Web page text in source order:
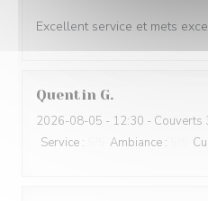
Excellent service et mets
Quentin G
2026-08-05 - 12:30 - Couverts
Service : Ambiance :